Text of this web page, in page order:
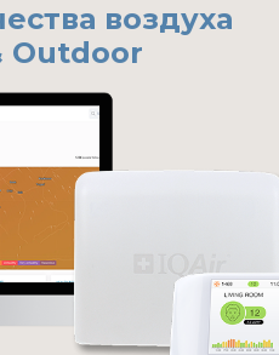
воздуха
Outdoor